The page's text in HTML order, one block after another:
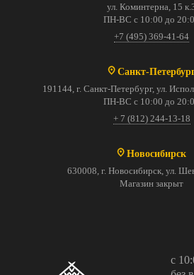
ул. Коминтерна, 15
ПН-ВС с 10:00 до
+7 (495) 369-41-64
Санкт-
191144, г. Санкт-Петербург, ул.
ПН-ВС с 10:00 до
+ 7 (812) 244-13-18
Новосибирск
630008, г. Новосибирск, ул.
Магазин закрыт
с